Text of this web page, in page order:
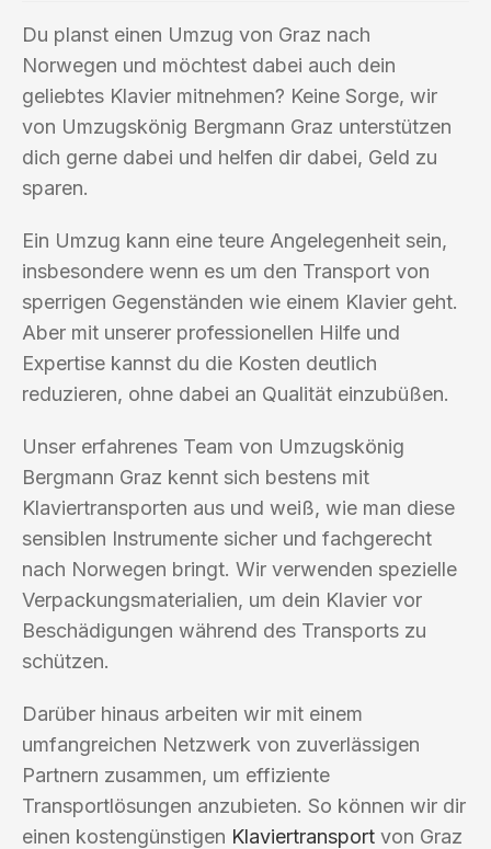
Du planst einen Umzug von Graz nach
Norwegen und möchtest dabei auch dein
geliebtes Klavier mitnehmen? Keine Sorge, wir
von Umzugskönig Bergmann Graz unterstützen
dich gerne dabei und helfen dir dabei, Geld zu
sparen.
Ein Umzug kann eine teure Angelegenheit sein,
insbesondere wenn es um den Transport von
sperrigen Gegenständen wie einem Klavier geht.
Aber mit unserer professionellen Hilfe und
Expertise kannst du die Kosten deutlich
reduzieren, ohne dabei an Qualität einzubüßen.
Unser erfahrenes Team von Umzugskönig
Bergmann Graz kennt sich bestens mit
Klaviertransporten aus und weiß, wie man diese
sensiblen Instrumente sicher und fachgerecht
nach Norwegen bringt. Wir verwenden spezielle
Verpackungsmaterialien, um dein Klavier vor
Beschädigungen während des Transports zu
schützen.
Darüber hinaus arbeiten wir mit einem
umfangreichen Netzwerk von zuverlässigen
Partnern zusammen, um effiziente
Transportlösungen anzubieten. So können wir dir
einen kostengünstigen Klaviertransport von Graz